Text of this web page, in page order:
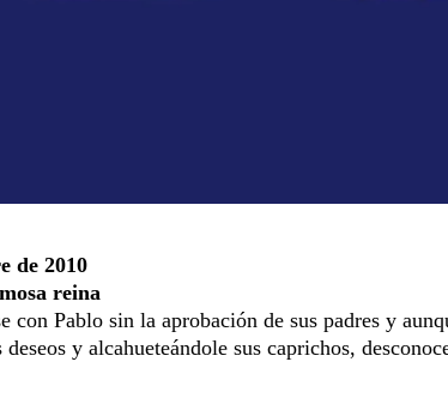
de 2010
reina
con Pablo sin la aprobación de sus padres y
y alcahueteándole sus caprichos,